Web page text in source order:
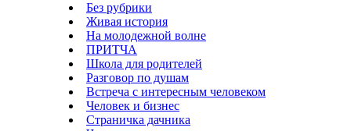
Без рубрики
Живая история
На молодежной волне
ПРИТЧА
Школа для родителей
Разговор по душам
Встреча с интересным человеком
Человек и бизнес
Страничка дачника